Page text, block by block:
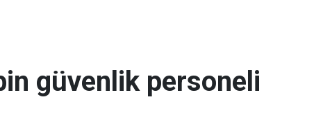
güvenlik personeli